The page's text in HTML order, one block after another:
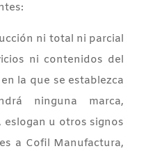
ni total ni parcial
ni contenidos del
la que se establezca
ninguna marca,
u otros signos
a Cofil Manufactura,